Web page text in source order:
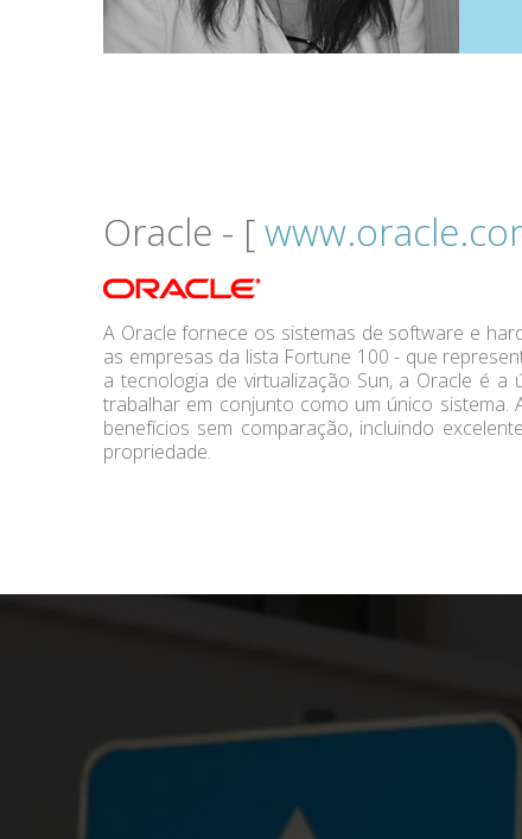
Oracle - [
A Oracle fornece os sistemas de software e
as empresas da lista Fortune 100 - que
a tecnologia de virtualização Sun, a Oracle é
trabalhar em conjunto como um único
benefícios sem comparação, incluindo
propriedade.